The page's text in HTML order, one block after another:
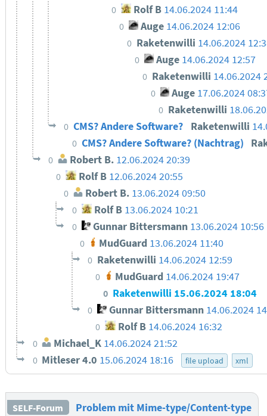
0 Rolf B 14.06.2024 11:44
0 Auge 14.06.2024 12:06
0 Raketenwilli 14.06.2024
0 Auge 14.06.2024 12:57
0 Raketenwilli 14.06.2024
0 Auge 17.06.2024
0 Raketenwilli
0 CMS? Andere Software? Raketenwilli
0 CMS? Andere Software? (Nachtrag)
0 Robert B. 12.06.2024 20:39
0 Rolf B 12.06.2024 20:55
0 Robert B. 13.06.2024 09:50
0 Rolf B 13.06.2024 10:21
0 Gunnar Bittersmann 13.06.2024 10:56
0 MudGuard 13.06.2024 11:40
0 Raketenwilli 14.06.2024 12:59
0 MudGuard 14.06.2024 19:47
0 Raketenwilli 15.06.2024 18:04
0 Gunnar Bittersmann 14.06.2024
0 Rolf B 14.06.2024 16:32
0 Michael_K 14.06.2024 21:52
0 Mitleser 4.0 15.06.2024 18:16 file upload xml
SELF-Forum
Problem mit Mime-type/Content-type